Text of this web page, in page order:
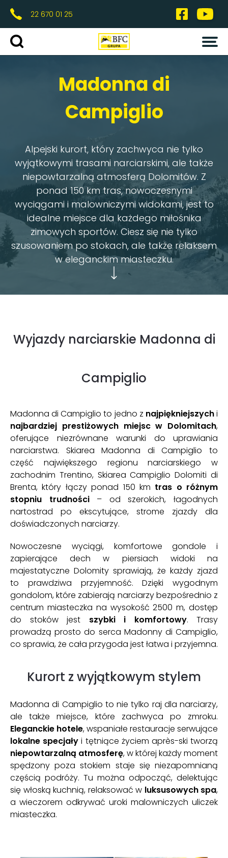
22 670 01 25
OFERTA
DOROŚLI
KIEDY?
GDZIE?
LATO
OBOZY
HOTEL BFC
SZKOŁA NARCIARSKA
BFC Klub
O NAS
HOTEL BONIFACIO
KARIERA
Madonna di
Campiglio
Alpejski kurort, który zachwyca nie tylko
wyjątkowymi trasami narciarskimi, ale także
niepowtarzalną atmosferą Dolomitów. Z
ponad 150 km tras, nowoczesnymi
wyciągami i malowniczymi widokami, jest to
idealne miejsce dla każdego miłośnika
zimowych sportów. Ciesz się nie tylko
szusowaniem po stokach, ale także relaksem
w eleganckim miasteczku.
Wyjazdy narciarskie Madonna di
Campiglio
Madonna di Campiglio to jedno z najpiękniejszychi
najbardziej prestiżowych miejsc w Dolomitach,
oferujące niezrównane warunki do uprawiania
narciarstwa. Skiarea Madonna di Campiglio to
część największego regionu narciarskiego w
zachodnim Trentino, Skiarea Campiglio Dolomiti di
Brenta, który łączy ponad 150 km tras o różnym
stopniu trudności– od szerokich, łagodnych
nartostrad po ekscytujące, strome zjazdy dla
doświadczonych narciarzy.
Nowoczesne wyciągi, komfortowe gondole i
zapierające dech w piersiach widoki na
majestatyczne Dolomity sprawiają, że każdy zjazd
to prawdziwa przyjemność. Dzięki wygodnym
gondolom, które zabierają narciarzy bezpośrednio z
centrum miasteczka na wysokość 2500 m, dostęp
do stoków jest szybki i komfortowy. Trasy
prowadzą prosto do serca Madonny di Campiglio,
co sprawia, że cała przygoda jest łatwa i przyjemna.
Kurort z wyjątkowym stylem
Madonna di Campiglio to nie tylko raj dla narciarzy,
ale także miejsce, które zachwyca po zmroku.
Eleganckie hotele, wspaniałe restauracje serwujące
lokalne specjały i tętniące życiem après-ski tworzą
niepowtarzalną atmosferę, w której każdy moment
spędzony poza stokiem staje się niezapomnianą
częścią podróży. Tu można odpocząć, delektując
się włoską kuchnią, relaksować w luksusowych spa,
a wieczorem odkrywać uroki malowniczych uliczek
miasteczka.